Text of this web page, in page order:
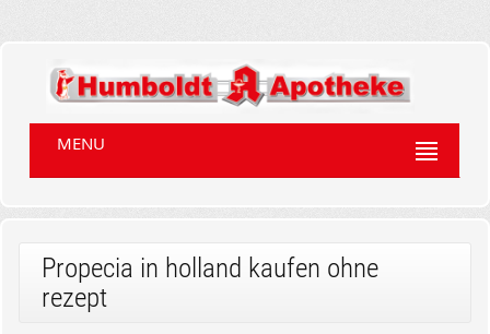
MENU
Propecia in holland kaufen ohne
rezept